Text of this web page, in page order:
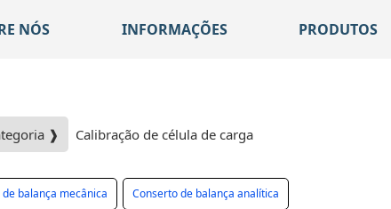
NÓS INFORMAÇÕES PRODUTOS
❱ Calibração de célula de carga
balança mecânica Conserto de balança analítica